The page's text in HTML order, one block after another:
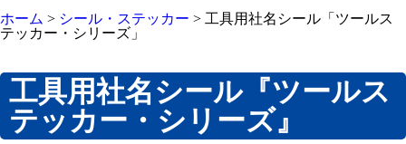
工具用社名シール『ツールステッカー』
工具用社名シール『ツールステッカー・クリア』
電動工具用社名シール『ツールステッカー・バッテリー』
ガスメーター（マイコンメーター）用 社名ラベルステッカ
ホーム > シール・ステッカー > 工具用社名シール「ツールス
テッカー・シリーズ」
工具用社名シール『ツールス
テッカー・シリーズ』